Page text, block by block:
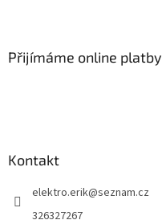
Přijímáme online platby
Kontakt
elektro.erik@seznam.cz
326327267